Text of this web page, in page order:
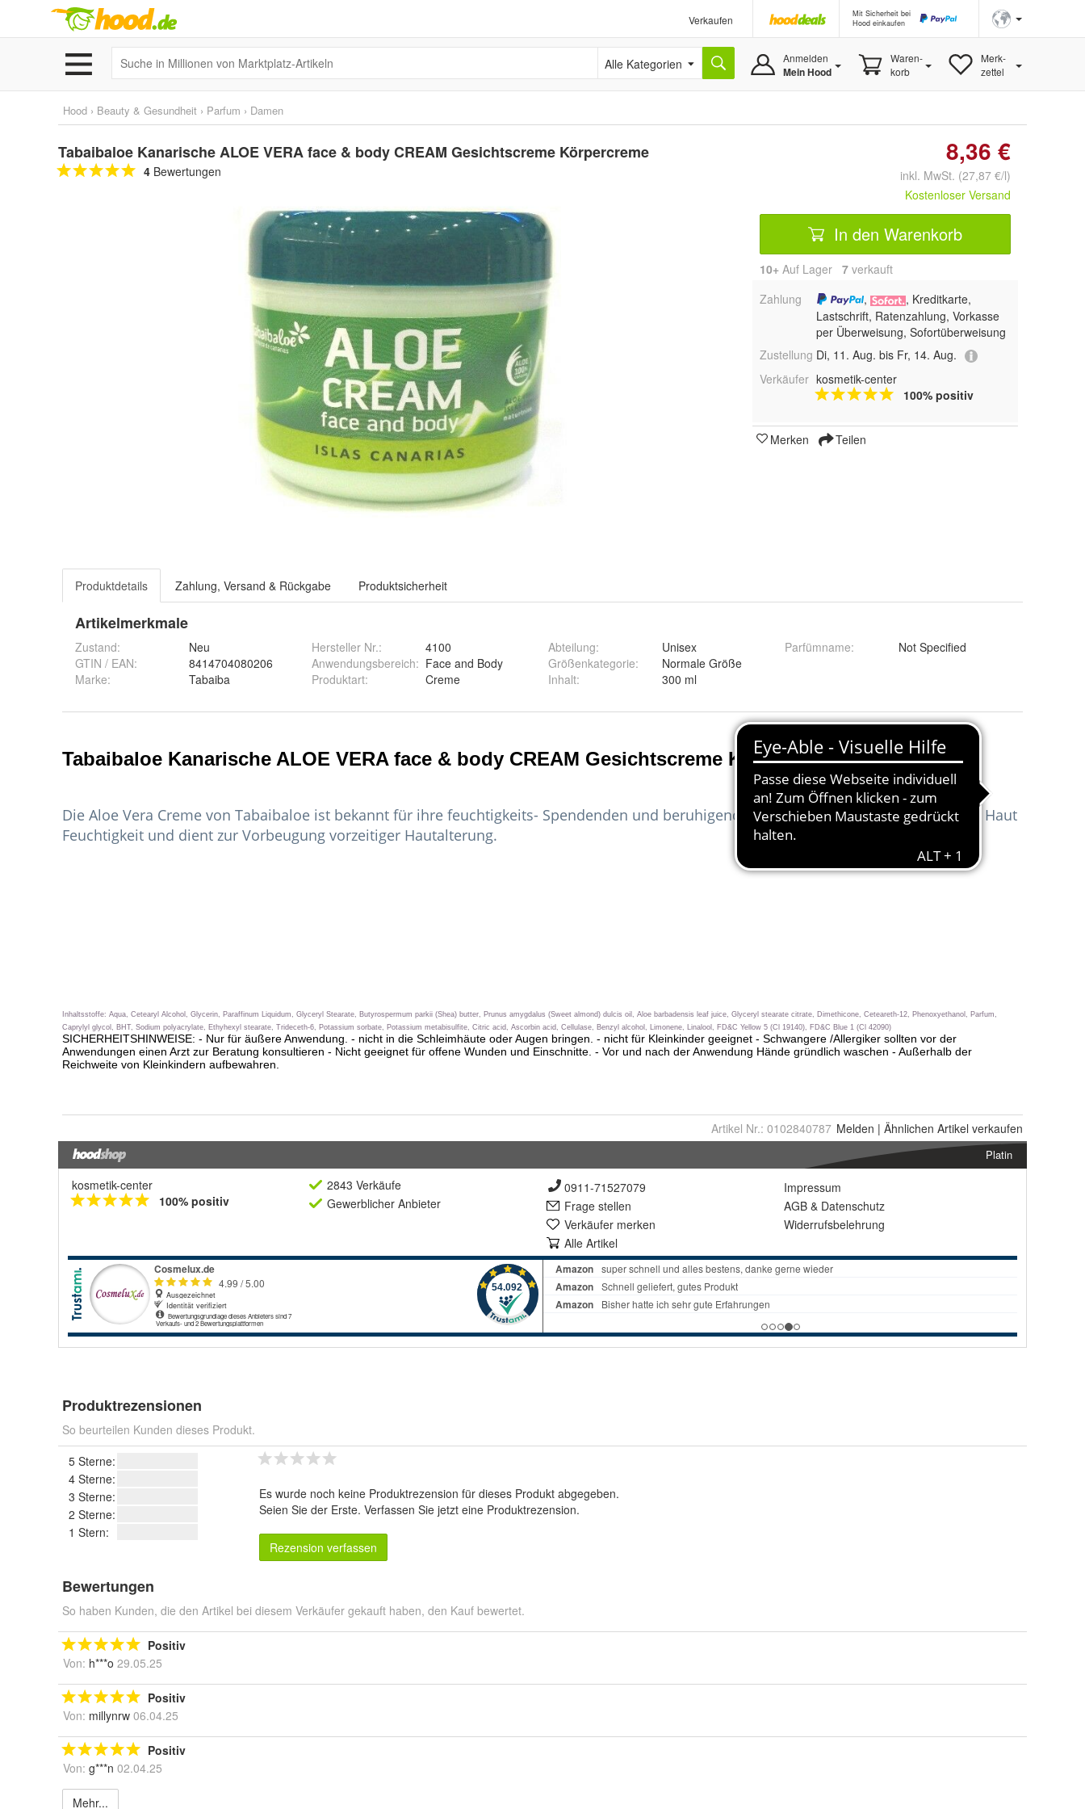
Verkaufen
Mit Sicherheit bei
Hood einkaufen
Alle Kategorien Anmelden
Mein Hood
Waren-
korb
Merk-
zettel
Hood › Beauty & Gesundheit › Parfum › Damen
Tabaibaloe Kanarische ALOE VERA face & body CREAM Gesichtscreme Körpercreme
4 Bewertungen
8,36 €
inkl. MwSt. (27,87 €/l)
Kostenloser Versand
In den Warenkorb
10+ Auf Lager 7 verkauft
Zahlung
,
, Kreditkarte,
Lastschrift, Ratenzahlung, Vorkasse
per Überweisung, Sofortüberweisung
Zustellung Di, 11. Aug. bis Fr, 14. Aug.
Verkäufer kosmetik-center
100% positiv
Merken Teilen
Produktdetails Zahlung, Versand & Rückgabe Produktsicherheit
Artikelmerkmale
Zustand:
Neu
GTIN / EAN:
8414704080206
Marke:
Tabaiba
Hersteller Nr.:
4100
Anwendungsbereich: Face and Body
Produktart: Creme
Abteilung:
Unisex
Größenkategorie:
Normale Größe
Inhalt: 300 ml
Parfümname: Not Specified
Artikel Nr.: 0102840787 Melden | Ähnlichen Artikel verkaufen
Platin
kosmetik-center
100% positiv
2843 Verkäufe
Gewerblicher Anbieter
0911-71527079
Frage stellen
Verkäufer merken
Alle Artikel
Impressum
AGB & Datenschutz
Widerrufsbelehrung
Produktrezensionen
So beurteilen Kunden dieses Produkt.
5 Sterne:
4 Sterne:
3 Sterne:
2 Sterne:
1 Stern:
Es wurde noch keine Produktrezension für dieses Produkt abgegeben.
Seien Sie der Erste. Verfassen Sie jetzt eine Produktrezension.
Rezension verfassen
Bewertungen
So haben Kunden, die den Artikel bei diesem Verkäufer gekauft haben, den Kauf bewertet.
Positiv
Von: h***o 29.05.25
Positiv
Von: millynrw 06.04.25
Positiv
Von: g***n 02.04.25
Mehr...